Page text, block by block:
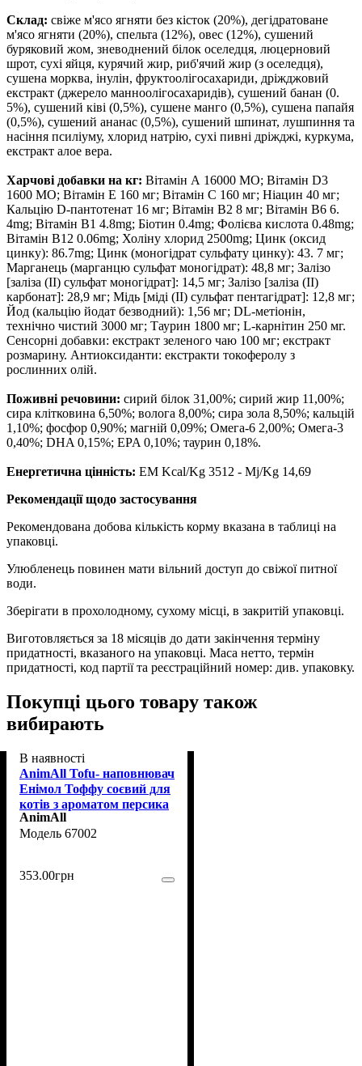
Склад: свіже м'ясо ягняти без кісток (20%), дегідратоване
м'ясо ягняти (20%), спельта (12%), овес (12%), сушений
буряковий жом, зневоднений білок оселедця, люцерновий
шрот, сухі яйця, курячий жир, риб'ячий жир (з оселедця),
сушена морква, інулін, фруктоолігосахариди, дріжджовий
екстракт (джерело манноолігосахаридів), сушений банан (0.
5%), сушений ківі (0,5%), сушене манго (0,5%), сушена папайя
(0,5%), сушений ананас (0,5%), сушений шпинат, лушпиння та
насіння псиліуму, хлорид натрію, сухі пивні дріжджі, куркума,
екстракт алое вера.
Харчові добавки на кг: Вітамін А 16000 МО; Вітамін D3
1600 МО; Вітамін Е 160 мг; Вітамін С 160 мг; Ніацин 40 мг;
Кальцію D-пантотенат 16 мг; Вітамін В2 8 мг; Вітамін В6 6.
4mg; Вітамін B1 4.8mg; Біотин 0.4mg; Фолієва кислота 0.48mg;
Вітамін B12 0.06mg; Холіну хлорид 2500mg; Цинк (оксид
цинку): 86.7mg; Цинк (моногідрат сульфату цинку): 43. 7 мг;
Марганець (марганцю сульфат моногідрат): 48,8 мг; Залізо
[заліза (II) сульфат моногідрат]: 14,5 мг; Залізо [заліза (II)
карбонат]: 28,9 мг; Мідь [міді (II) сульфат пентагідрат]: 12,8 мг;
Йод (кальцію йодат безводний): 1,56 мг; DL-метіонін,
технічно чистий 3000 мг; Таурин 1800 мг; L-карнітин 250 мг.
Сенсорні добавки: екстракт зеленого чаю 100 мг; екстракт
розмарину. Антиоксиданти: екстракти токоферолу з
рослинних олій.
Поживні речовини: сирий білок 31,00%; сирий жир 11,00%;
сира клітковина 6,50%; волога 8,00%; сира зола 8,50%; кальцій
1,10%; фосфор 0,90%; магній 0,09%; Омега-6 2,00%; Омега-3
0,40%; DHA 0,15%; EPA 0,10%; таурин 0,18%.
Енергетична цінність: EM Kcal/Kg 3512 - Mj/Kg 14,69
Рекомендації щодо застосування
Рекомендована добова кількість корму вказана в таблиці на
упаковці.
Улюбленець повинен мати вільний доступ до свіжої питної
води.
Зберігати в прохолодному, сухому місці, в закритій упаковці.
Виготовляється за 18 місяців до дати закінчення терміну
придатності, вказаного на упаковці. Маса нетто, термін
придатності, код партії та реєстраційний номер: див. упаковку.
Покупці цього товару також
вибирають
В наявності
AnimAll Тоfu- наповнювач
Енімол Тоффу соєвий для
котів з ароматом персика
6 л (67002)
AnimAll
67002
353.00грн